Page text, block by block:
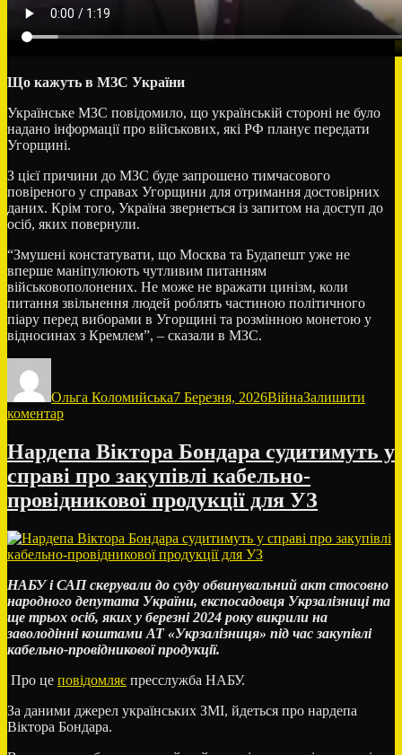
Що кажуть в МЗС України
Українське МЗС повідомило, що українській стороні не було
надано інформації про військових, які РФ планує передати
Угорщині.
З цієї причини до МЗС буде запрошено тимчасового
повіреного у справах Угорщини для отримання достовірних
даних. Крім того, Україна звернеться із запитом на доступ до
осіб, яких повернули.
“Змушені констатувати, що Москва та Будапешт уже не
вперше маніпулюють чутливим питанням
військовополонених. Не може не вражати цинізм, коли
питання звільнення людей роблять частиною політичного
піару перед виборами в Угорщині та розмінною монетою у
відносинах з Кремлем”, – сказали в МЗС.
Ольга Коломийська7 Березня, 2026ВійнаЗалишити
коментардо
пообіцяв
Угорщині
звільнити
українців
угорським
громадянством
Нардепа Віктора Бондара судитимуть у
справі про закупівлі кабельно-
провідникової продукції для УЗ
НАБУ і САП скерували до суду обвинувальний акт стосовно
народного депутата України, експосадовця Укрзалізниці та
ще трьох осіб, яких у березні 2024 року викрили на
заволодінні коштами АТ «Укрзалізниця» під час закупівлі
кабельно-провідникової продукції.
Про це повідомляє пресслужба НАБУ.
За даними джерел українських ЗМІ, йдеться про нардепа
Віктора Бондара.